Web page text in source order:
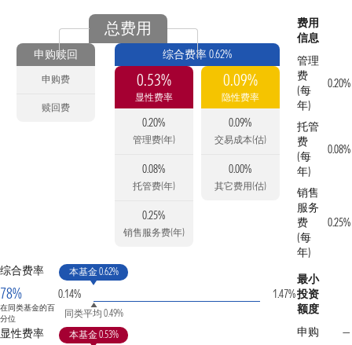
总费用
申购赎回
申购费
赎回费
综合费率 0.62%
0.53%
显性费率
0.20%
管理费(年)
0.08%
托管费(年)
0.25%
销售服务费(年)
0.09%
隐性费率
0.09%
交易成本(估)
0.00%
其它费用(估)
综合费率
78%
在同类基金的百
分位
0.14%
本基金 0.62%
同类平均 0.49%
1.47%
显性费率 本基金 0.53%
费用
信息
管理
费
(每
年)
0.20%
托管
费
(每
年)
0.08%
销售
服务
费
(每
年)
0.25%
最小
投资
额度
申购
—